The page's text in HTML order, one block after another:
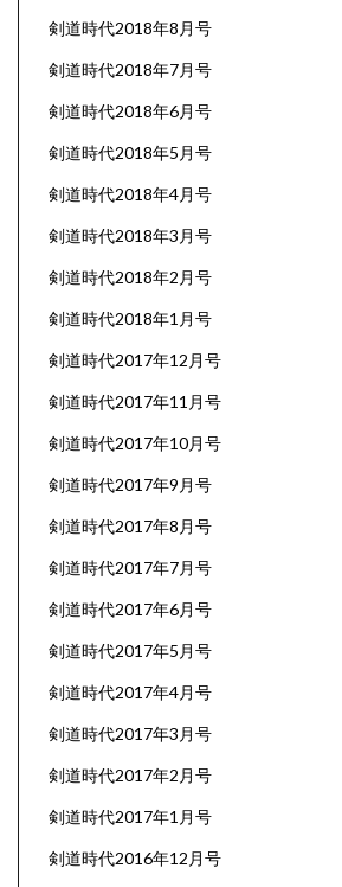
剣道時代2018年8月号
剣道時代2018年7月号
剣道時代2018年6月号
剣道時代2018年5月号
剣道時代2018年4月号
剣道時代2018年3月号
剣道時代2018年2月号
剣道時代2018年1月号
剣道時代2017年12月号
剣道時代2017年11月号
剣道時代2017年10月号
剣道時代2017年9月号
剣道時代2017年8月号
剣道時代2017年7月号
剣道時代2017年6月号
剣道時代2017年5月号
剣道時代2017年4月号
剣道時代2017年3月号
剣道時代2017年2月号
剣道時代2017年1月号
剣道時代2016年12月号